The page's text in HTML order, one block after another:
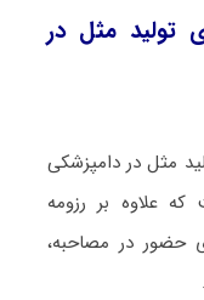
تولید مثل در
مثل در دامپزشکی
علاوه بر رزومه
حضور در مصاحبه،